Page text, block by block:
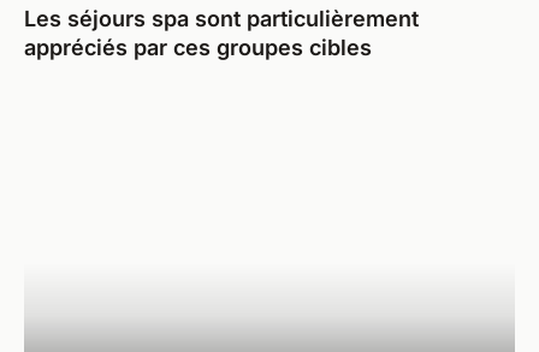
Les séjours spa sont particulièrement
appréciés par ces groupes cibles